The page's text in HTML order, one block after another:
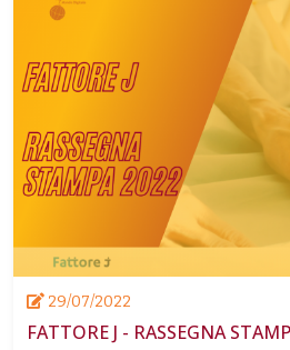
29/07/2022
FATTORE J - RASSEGNA